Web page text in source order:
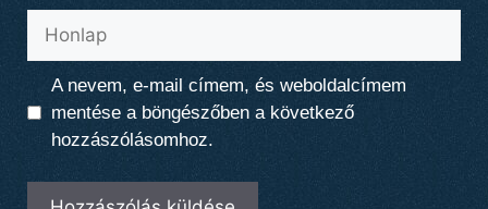
Honlap
A nevem, e-mail címem, és weboldalcímem
mentése a böngészőben a következő
hozzászólásomhoz.